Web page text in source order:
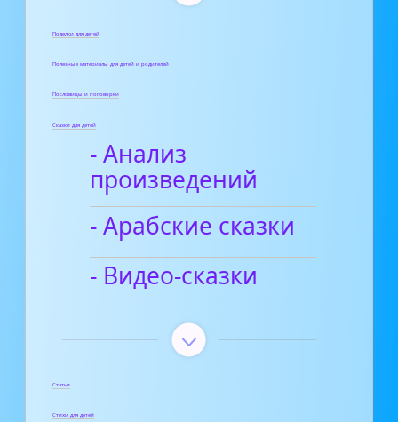
Поделки для детей
Полезные материалы для детей и родителей
Пословицы и поговорки
Сказки для детей
- Анализ
произведений
- Арабские сказки
- Видео-сказки
Статьи
Стихи для детей